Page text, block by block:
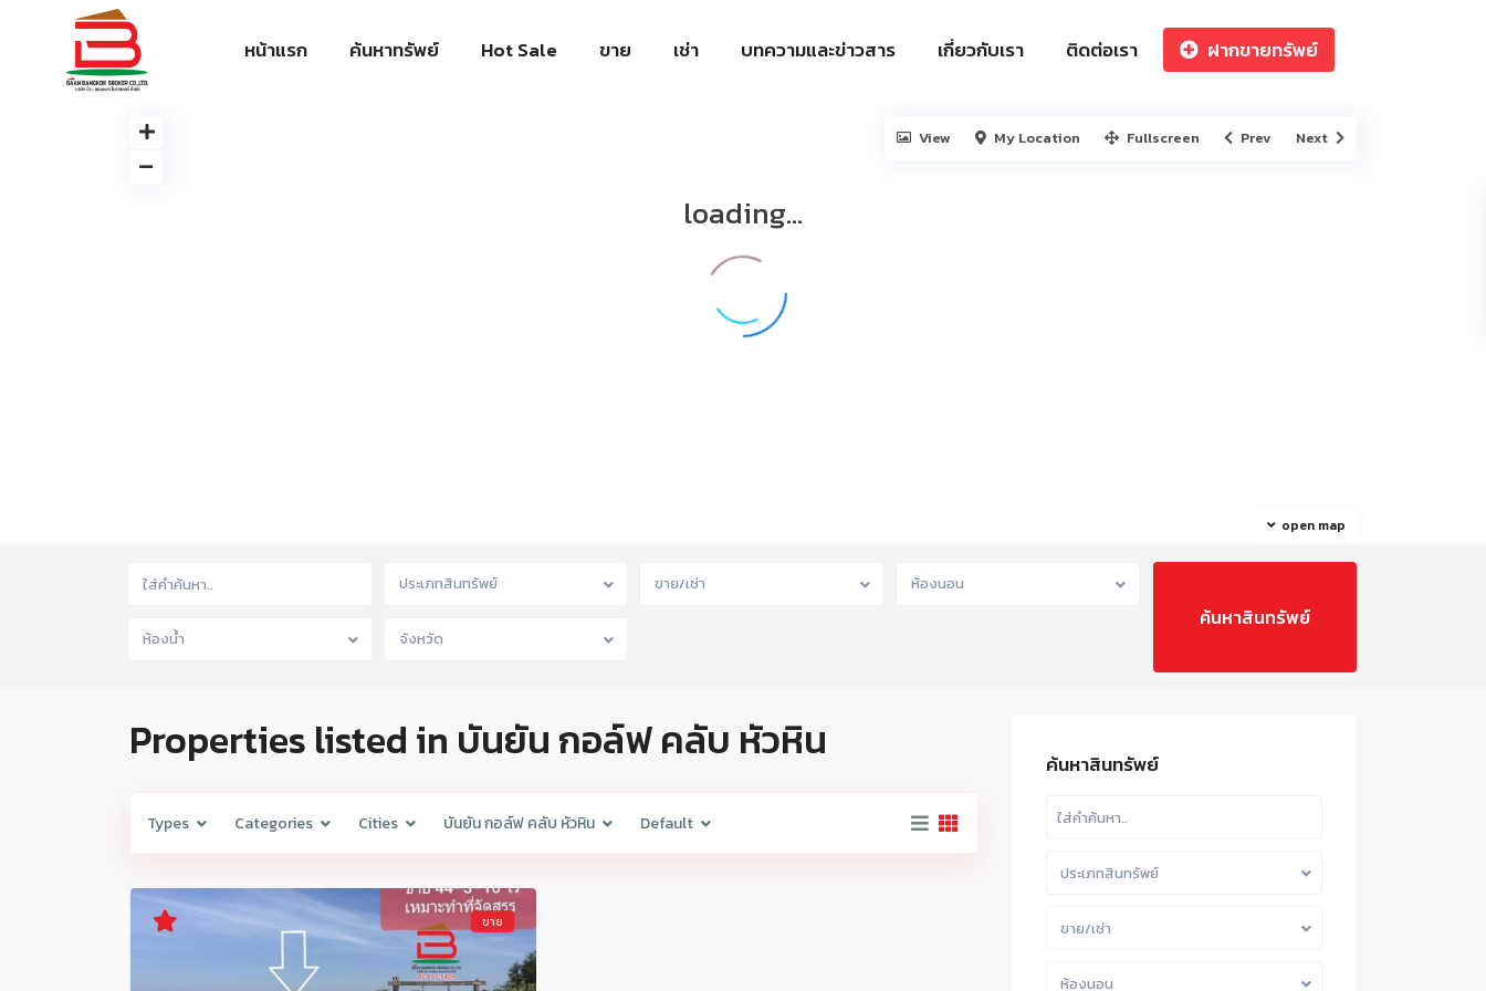
หน้าแรก ค้นหาทรัพย์ Hot Sale ขาย เช่า บทความและข่าวสาร เกี่ยวกับเรา ติดต่อเรา ฝากขายทรัพย์
loading...
open map
View My Location Fullscreen Prev Next
ประเภทสินทรัพย์ ขาย/เช่า ห้องนอน
ห้องน้ำ จังหวัด
Properties listed in บันยัน กอล์ฟ คลับ หัวหิน
Types Categories Cities บันยัน กอล์ฟ คลับ หัวหิน Default
ขาย
ค้นหาสินทรัพย์
ประเภทสินทรัพย์
ขาย/เช่า
ห้องนอน